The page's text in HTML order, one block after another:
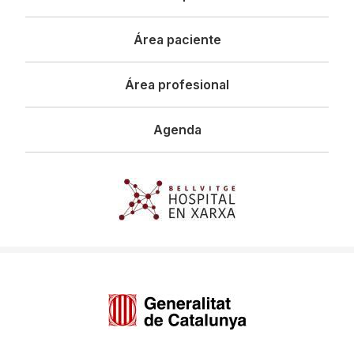
principal
Área paciente
Área profesional
Agenda